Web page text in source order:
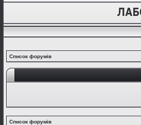
Список форумів
Список форумів